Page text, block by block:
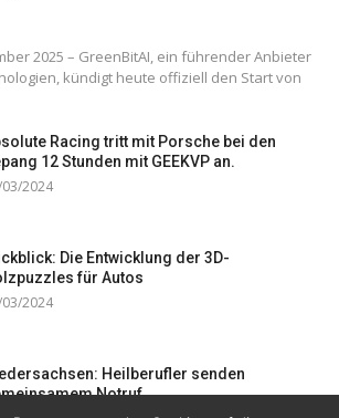
2025 – GreenBitAI, ein führender Anbieter
kündigt heute offiziell den Start von
Racing tritt mit Porsche bei den
12 Stunden mit GEEKVP an.
2024
Die Entwicklung der 3D-
für Autos
2024
Heilberufler senden
Notruf